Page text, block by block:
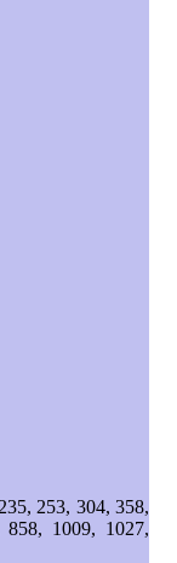
253, 304, 358,
1009, 1027,